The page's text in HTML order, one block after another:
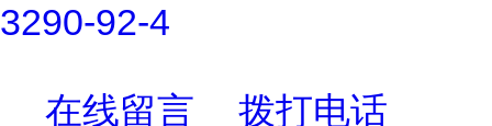
3290-92-4
在线留言 拨打电话